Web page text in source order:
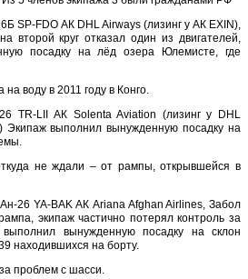
SP-FDO АК DHL Airways (лизинг у АК EXIN),
второй круг отказал один из двигателей,
посадку на лёд озера Юлемисте, где
воду в 2011 году в Конго.
TR-LII АК Solenta Aviation (лизинг у DHL
Экипаж выполнил вынужденную посадку на
не ждали – от рампы, открывшейся в
26 YA-BAK АК Ariana Afghan Airlines, Забол
экипаж частично потерял контроль за
вынужденную посадку на склон
находившихся на борту.
проблем с шасси.